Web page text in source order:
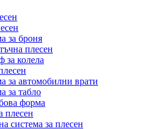
за броня
плесен
за колела
за автомобилни врати
за табло
форма
плесен
система за плесен